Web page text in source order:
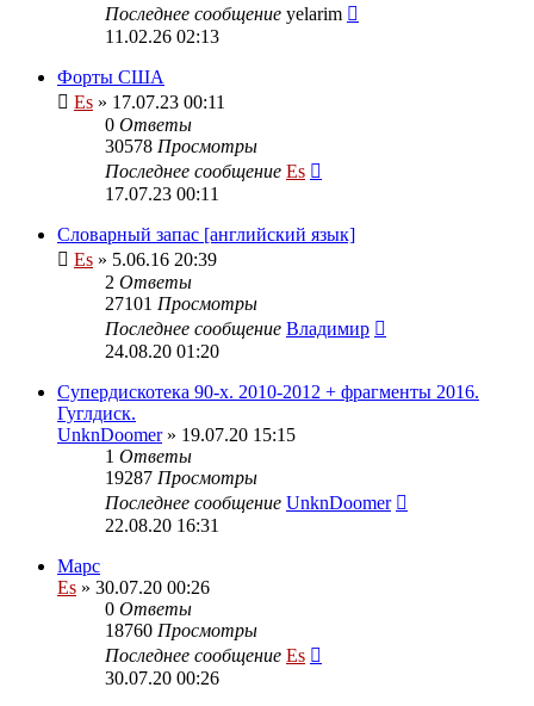
Последнее сообщение yelarim
11.02.26 02:13
Форты США
Es » 17.07.23 00:11
0 Ответы
30578 Просмотры
Последнее сообщение Es
17.07.23 00:11
Словарный запас [английский язык]
Es » 5.06.16 20:39
2 Ответы
27101 Просмотры
Последнее сообщение Владимир
24.08.20 01:20
Супердискотека 90-х. 2010-2012 + фрагменты 2016.
Гуглдиск.
UnknDoomer» 19.07.20 15:15
1 Ответы
19287 Просмотры
Последнее сообщение UnknDoomer
22.08.20 16:31
Марс
Es » 30.07.20 00:26
0 Ответы
18760 Просмотры
Последнее сообщение Es
30.07.20 00:26